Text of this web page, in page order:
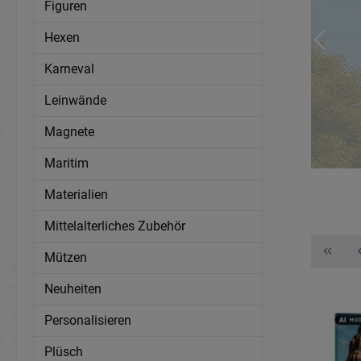
Figuren
Hexen
Karneval
Leinwände
Magnete
Maritim
Materialien
Mittelalterliches Zubehör
Mützen
Neuheiten
Personalisieren
Plüsch